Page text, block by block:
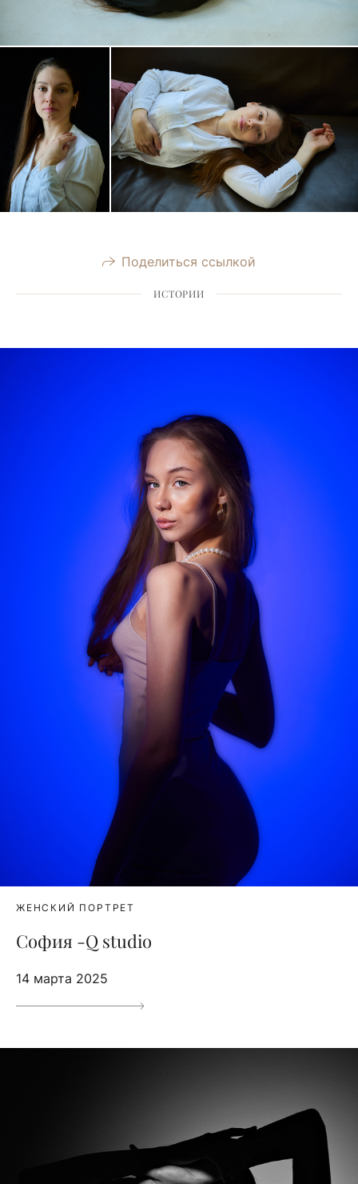
Поделиться ссылкой
ИСТОРИИ
ЖЕНСКИЙ ПОРТРЕТ
София -Q studio
14 марта 2025